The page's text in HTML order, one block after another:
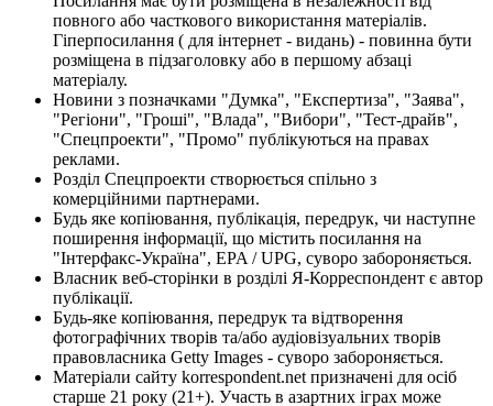
повного або часткового використання матеріалів.
Гіперпосилання ( для інтернет - видань) - повинна бути
розміщена в підзаголовку або в першому абзаці
матеріалу.
Новини з позначками "Думка", "Експертиза", "Заява",
"Регіони", "Гроші", "Влада", "Вибори", "Тест-драйв",
"Спецпроекти", "Промо" публікуються на правах
реклами.
Розділ Спецпроекти створюється спільно з
комерційними партнерами.
Будь яке копіювання, публікація, передрук, чи наступне
поширення інформації, що містить посилання на
"Інтерфакс-Україна", EPA / UPG, суворо забороняється.
Власник веб-сторінки в розділі Я-Корреспондент є автор
публікації.
Будь-яке копіювання, передрук та відтворення
фотографічних творів та/або аудіовізуальних творів
правовласника Getty Images - суворо забороняється.
Матеріали сайту korrespondent.net призначені для осіб
старше 21 року (21+). Участь в азартних іграх може